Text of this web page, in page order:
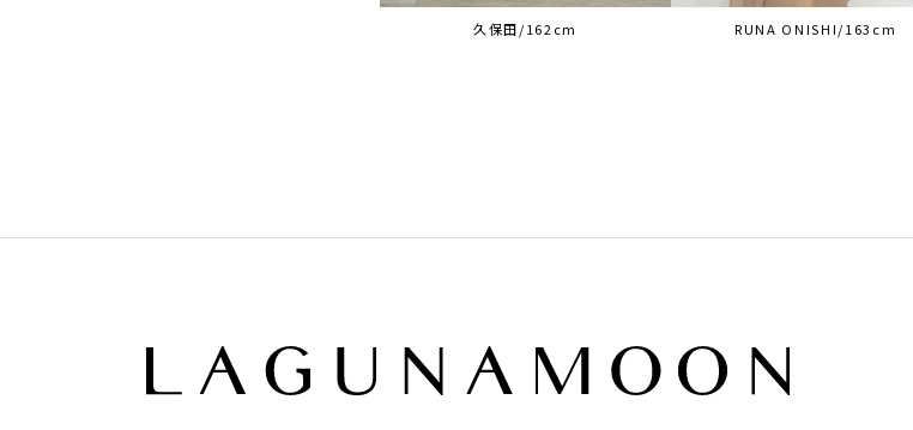
久保田/162cm RUNA ONISHI/163cm